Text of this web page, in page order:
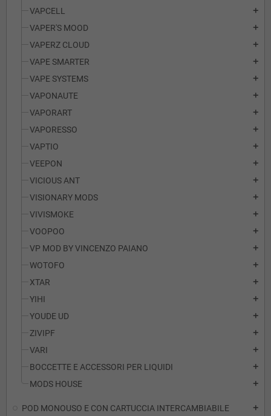
VAPCELL add
VAPER'S MOOD add
VAPERZ CLOUD add
VAPE SMARTER add
VAPE SYSTEMS add
VAPONAUTE add
VAPORART add
VAPORESSO add
VAPTIO add
VEEPON add
VICIOUS ANT add
VISIONARY MODS add
VIVISMOKE add
VOOPOO add
VP MOD BY VINCENZO PAIANO add
WOTOFO add
XTAR add
YIHI add
YOUDE UD add
ZIVIPF add
VARI add
BOCCETTE E ACCESSORI PER LIQUIDI add
MODS HOUSE add
POD MONOUSO E CON CARTUCCIA INTERCAMBIABILE add